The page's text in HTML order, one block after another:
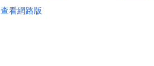
查看網路版